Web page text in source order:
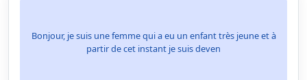
Bonjour, je suis une femme qui a eu un enfant très jeune et à
partir de cet instant je suis deven